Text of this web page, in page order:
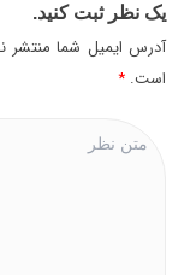
یک نظر ثبت کنید.
آدرس ایمیل شما منتشر
است. *